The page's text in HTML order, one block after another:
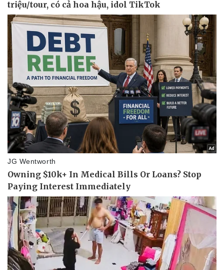
Kinh tế
Bất động sản
Khởi nghiệp
Thị trường
Giá vàng
Tỷ giá
Chứng khoán
Giá cà phê